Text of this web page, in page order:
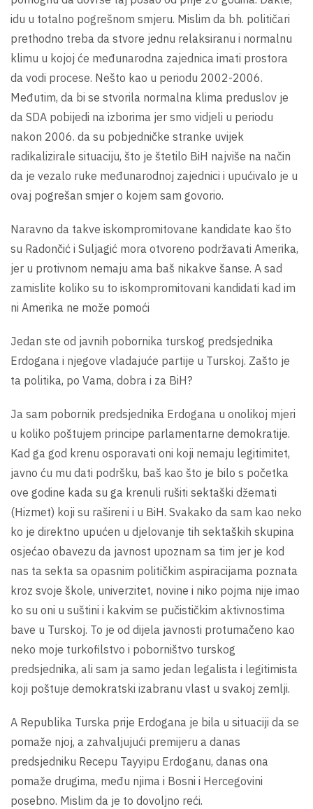
idu u totalno pogrešnom smjeru. Mislim da bh. političari
prethodno treba da stvore jednu relaksiranu i normalnu
klimu u kojoj će međunarodna zajednica imati prostora
da vodi procese. Nešto kao u periodu 2002-2006.
Međutim, da bi se stvorila normalna klima preduslov je
da SDA pobijedi na izborima jer smo vidjeli u periodu
nakon 2006. da su pobjedničke stranke uvijek
radikalizirale situaciju, što je štetilo BiH najviše na način
da je vezalo ruke međunarodnoj zajednici i upućivalo je u
ovaj pogrešan smjer o kojem sam govorio.
Naravno da takve iskompromitovane kandidate kao što
su Radončić i Suljagić mora otvoreno podržavati Amerika,
jer u protivnom nemaju ama baš nikakve šanse. A sad
zamislite koliko su to iskompromitovani kandidati kad im
ni Amerika ne može pomoći
Jedan ste od javnih pobornika turskog predsjednika
Erdogana i njegove vladajuće partije u Turskoj. Zašto je
ta politika, po Vama, dobra i za BiH?
Ja sam pobornik predsjednika Erdogana u onolikoj mjeri
u koliko poštujem principe parlamentarne demokratije.
Kad ga god krenu osporavati oni koji nemaju legitimitet,
javno ću mu dati podršku, baš kao što je bilo s početka
ove godine kada su ga krenuli rušiti sektaški džemati
(Hizmet) koji su rašireni i u BiH. Svakako da sam kao neko
ko je direktno upućen u djelovanje tih sektaških skupina
osjećao obavezu da javnost upoznam sa tim jer je kod
nas ta sekta sa opasnim političkim aspiracijama poznata
kroz svoje škole, univerzitet, novine i niko pojma nije imao
ko su oni u suštini i kakvim se pučističkim aktivnostima
bave u Turskoj. To je od dijela javnosti protumačeno kao
neko moje turkofilstvo i poborništvo turskog
predsjednika, ali sam ja samo jedan legalista i legitimista
koji poštuje demokratski izabranu vlast u svakoj zemlji.
A Republika Turska prije Erdogana je bila u situaciji da se
pomaže njoj, a zahvaljujući premijeru a danas
predsjedniku Recepu Tayyipu Erdoganu, danas ona
pomaže drugima, među njima i Bosni i Hercegovini
posebno. Mislim da je to dovoljno reći.